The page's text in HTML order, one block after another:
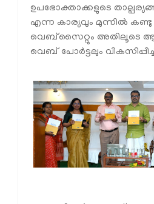
ഉപഭോക്താക്കളുടെ
എന്ന കാര്യവും മുന്നിൽ
വെബ്സൈറ്റും അതിലൂടെ
വെബ് പോർട്ടലും